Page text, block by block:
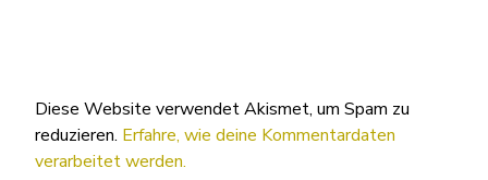
Diese Website verwendet Akismet, um Spam zu
reduzieren. Erfahre, wie deine Kommentardaten
verarbeitet werden.